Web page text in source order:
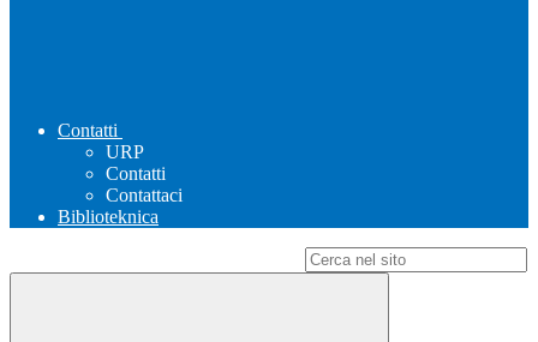
Contatti
URP
Contatti
Contattaci
Biblioteknica